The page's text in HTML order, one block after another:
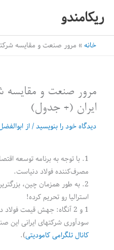
ریکامندو
خانه مرور صنعت و مقایسه
مرور صنعت و مقایسه
ایران (+ جدول)
دیدگاه‌ خود را بنویسید/ از
1. با توجه به برنامه توسعه
مصرف‌کننده فولاد دنیاست.
2. به طور همزمان چین،
استرالیا رو تحریم کرده!
1 و 2 آنگاه: جهش قیمت
سودآوری شرکتهای ایرانی این
کانال تلگرامی کامودیتی).